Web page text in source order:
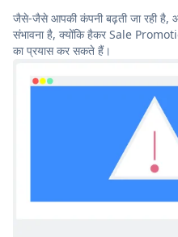
जैसे-जैसे आपकी कंपनी बढ़ती जा रही है,
संभावना है, क्योंकि हैकर Sale
का प्रयास कर सकते हैं।